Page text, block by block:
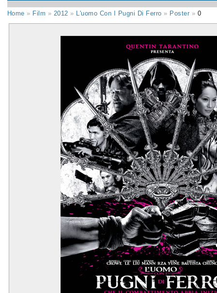
Home » Film » 2012 » L'uomo Con I Pugni Di Ferro » Poster » 0